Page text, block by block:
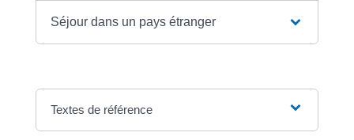
Séjour dans un pays étranger
Textes de référence